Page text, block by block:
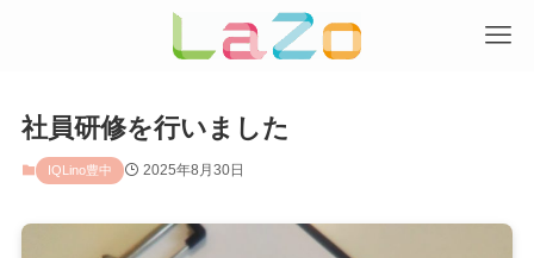
社員研修を行いました
IQLino豊中 2025年8月30日